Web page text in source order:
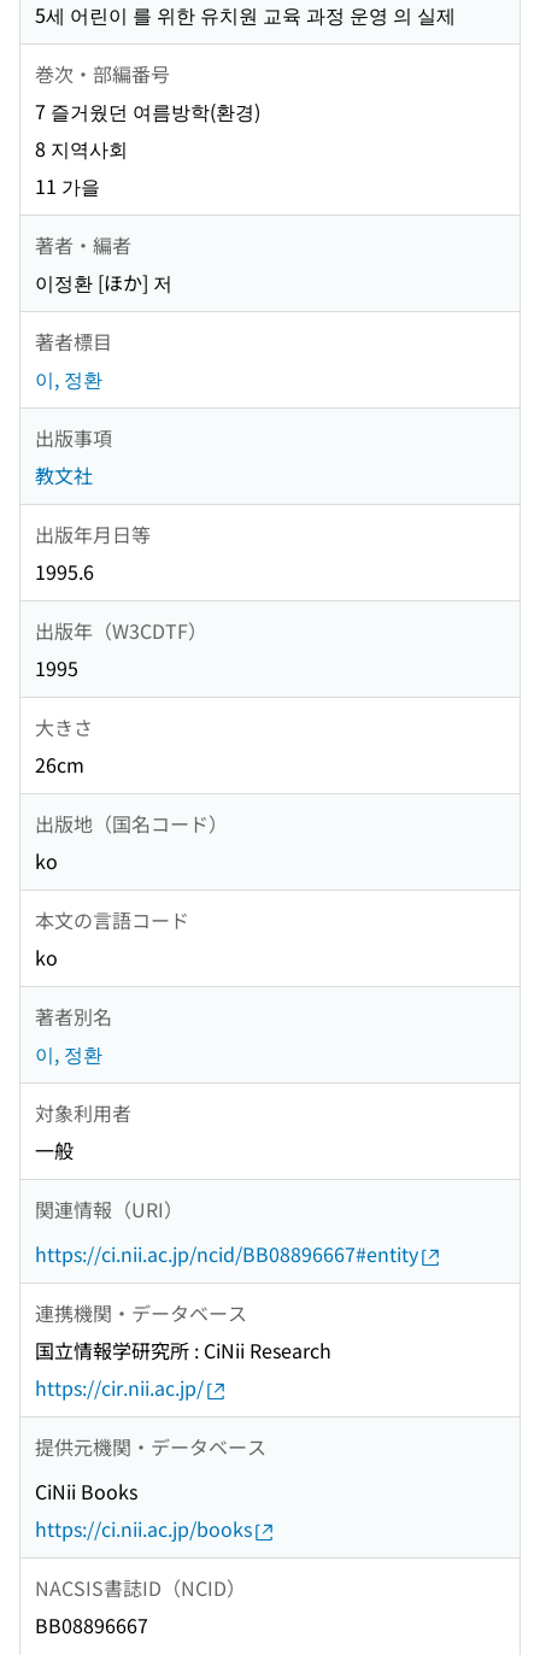
5세 어린이 를 위한 유치원 교육 과정 운영 의 실제
巻次・部編番号
7 즐거웠던 여름방학(환경)
8 지역사회
11 가을
著者・編者
이정환 [ほか] 저
著者標目
이, 정환
出版事項
教文社
出版年月日等
1995.6
出版年（W3CDTF）
1995
大きさ
26cm
出版地（国名コード）
ko
本文の言語コード
ko
著者別名
이, 정환
対象利用者
一般
関連情報（URI）
https://ci.nii.ac.jp/ncid/BB08896667#entity
連携機関・データベース
国立情報学研究所 : CiNii Research
https://cir.nii.ac.jp/
提供元機関・データベース
CiNii Books
https://ci.nii.ac.jp/books
NACSIS書誌ID（NCID）
BB08896667